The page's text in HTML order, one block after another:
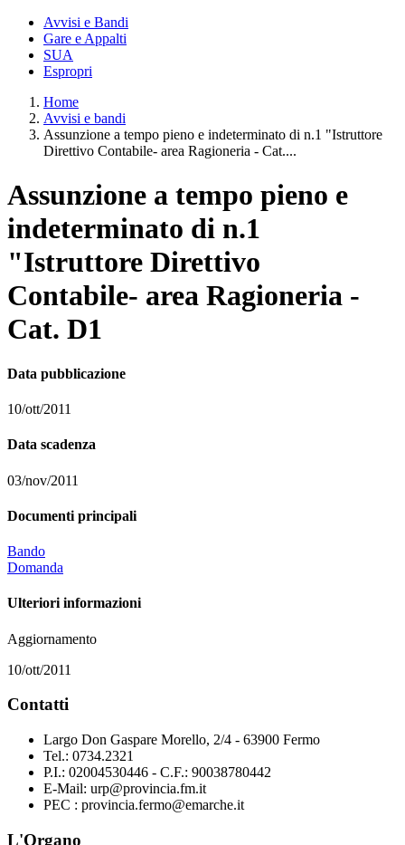
Avvisi e Bandi
Gare e Appalti
SUA
Espropri
Home
Avvisi e bandi
Assunzione a tempo pieno e indeterminato di n.1 "Istruttore
Direttivo Contabile- area Ragioneria - Cat....
Assunzione a tempo pieno e
indeterminato di n.1
"Istruttore Direttivo
Contabile- area Ragioneria -
Cat. D1
Data pubblicazione
10/ott/2011
Data scadenza
03/nov/2011
Documenti principali
Bando
Domanda
Ulteriori informazioni
Aggiornamento
10/ott/2011
Contatti
Largo Don Gaspare Morello, 2/4 - 63900 Fermo
Tel.: 0734.2321
P.I.: 02004530446 - C.F.: 90038780442
E-Mail: urp@provincia.fm.it
PEC : provincia.fermo@emarche.it
L'Organo